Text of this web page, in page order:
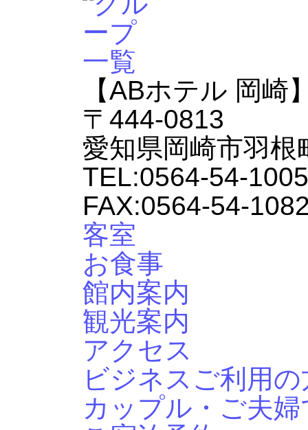
【ABホテル 岡崎
〒444-0813
愛知県岡崎市羽根
TEL:0564-54-1005
FAX:0564-54-
客室
お食事
館内案内
観光案内
アクセス
ビジネスご利用
カップル・ご夫